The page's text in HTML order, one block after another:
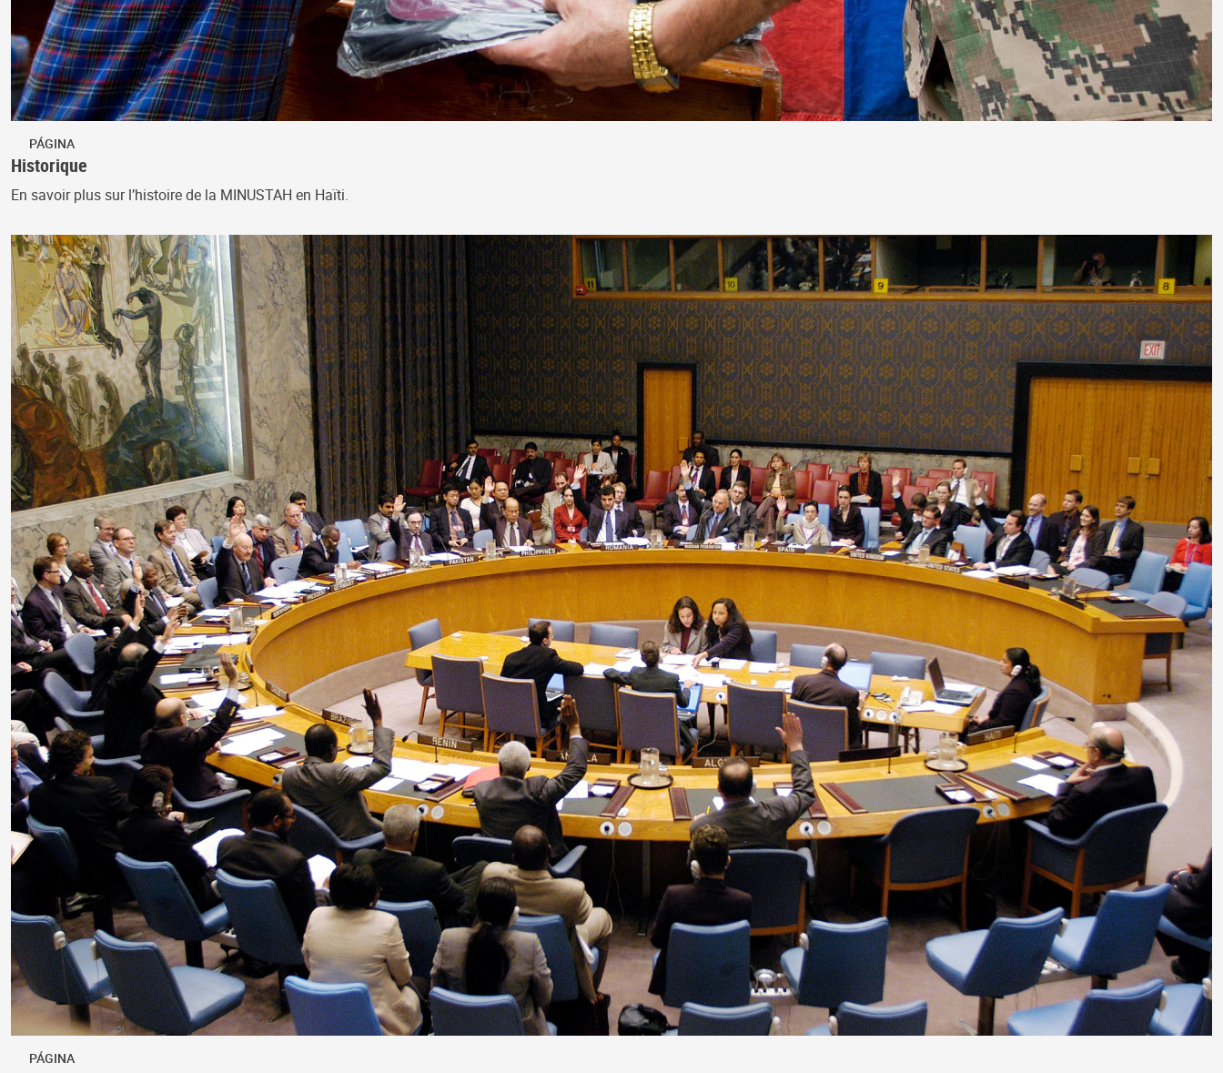
PÁGINA
Historique
En savoir plus sur l’histoire de la MINUSTAH en Haïti.
PÁGINA